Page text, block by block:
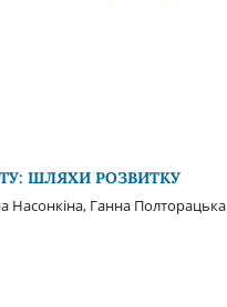
ШЛЯХИ РОЗВИТКУ
Ганна Полторацька